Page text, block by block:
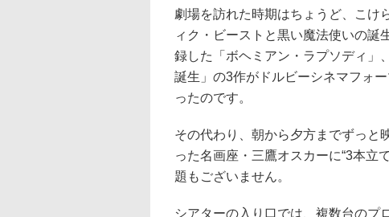
劇場を訪れた時期はちょうど、こけ
ィク・ビーストと黒い魔法使いの誕
録した「ボヘミアン・ラプソディ」
誕生」の3作がドルビーシネマフォ
ったのです。
その代わり、朝から夕方までずっと
った名画座・三鷹オスカーに“3本立
題もございません。
シアターの入り口では、複数台のプ